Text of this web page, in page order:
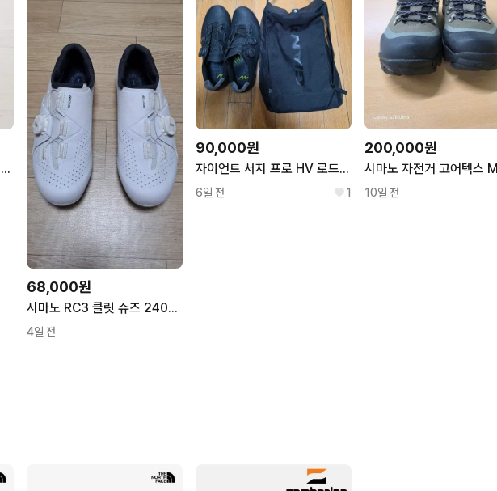
최상급라인) 스페셜라이즈드 에스웍스6 rd 클릿슈즈 42사이즈 팝니다 . 택포18만
68,000원
시마노 RC3 클릿 슈즈 240mm
4일 전
90,000원
자이언트 서지 프로 HV 로드 카본 클릿 슈즈 270사이즈 판매합니다
6일 전 1
200,000원
10일 전